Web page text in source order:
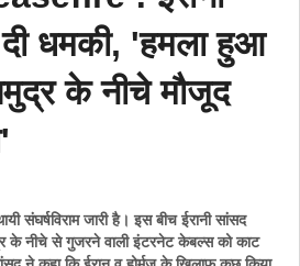
धमकी, 'हमला हुआ
के नीचे मौजूद
संघर्षविराम जारी है। इस बीच ईरानी सांसद
के नीचे से गुजरने वाली इंटरनेट केबल्स को काट